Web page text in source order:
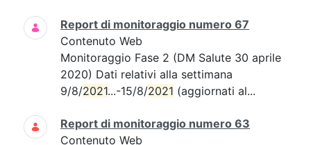
Report di monitoraggio numero 67
Contenuto Web
Monitoraggio Fase 2 (DM Salute 30 aprile
2020) Dati relativi alla settimana
9/8/2021...-15/8/2021 (aggiornati al...
Report di monitoraggio numero 63
Contenuto Web